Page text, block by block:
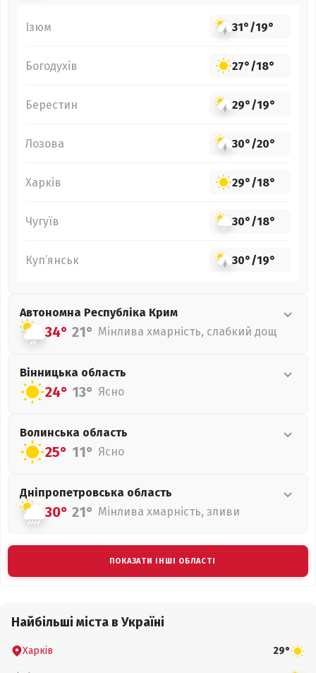
Ізюм 31°/19°
Богодухів 27°/18°
Берестин 29°/19°
Лозова 30°/20°
Харків 29°/18°
Чугуїв 30°/18°
Куп’янськ 30°/19°
Автономна Республіка Крим
34° 21° Мінлива хмарність, слабкий дощ
Вінницька область
24° 13° Ясно
Волинська область
25° 11° Ясно
Дніпропетровська область
30° 21° Мінлива хмарність, зливи
ПОКАЗАТИ ІНШІ ОБЛАСТІ
Найбільші міста в Україні
Харків 29°